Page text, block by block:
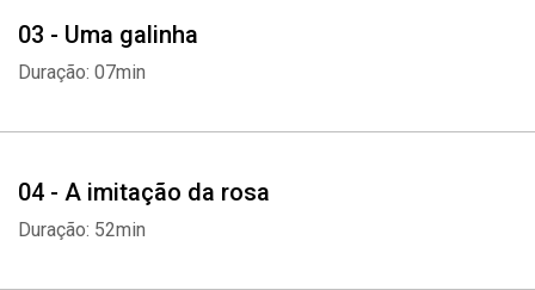
03 - Uma galinha
Duração: 07min
04 - A imitação da rosa
Duração: 52min